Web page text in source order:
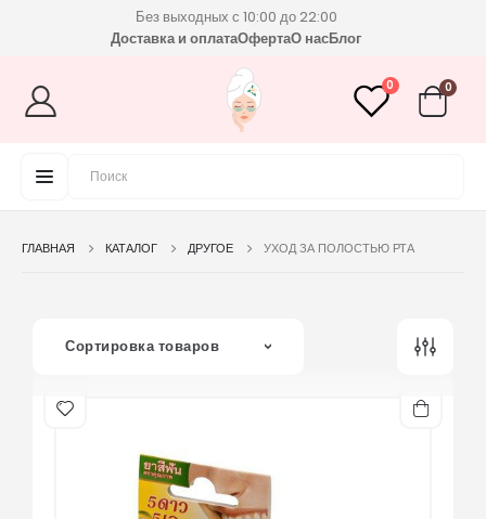
Без выходных с 10:00 до 22:00
Доставка и оплатаОфертаО насБлог
0 0
ГЛАВНАЯ КАТАЛОГ ДРУГОЕ УХОД ЗА ПОЛОСТЬЮ РТА
Сортировка товаров